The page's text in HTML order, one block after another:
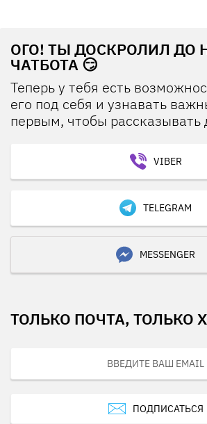
ОГО! ТЫ ДОСКРОЛИЛ ДО
ЧАТБОТА 😏
Теперь у тебя есть
его под себя и узнавать
первым, чтобы рассказывать
VIBER
TELEGRAM
MESSENGER
ТОЛЬКО ПОЧТА, ТОЛЬКО
ПОДПИСАТЬСЯ